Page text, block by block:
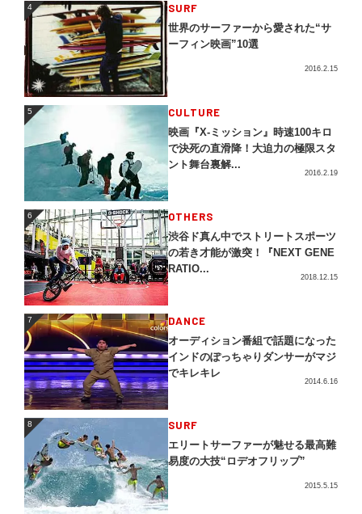
4 SURF
世界のサーファーから愛された“サ
ーフィン映画”10選
2016.2.15
5 CULTURE
映画『X-ミッション』時速100キロ
で決死の直滑降！大迫力の極限スタ
ント舞台裏解...
2016.2.19
6 OTHERS
渋谷ド真ん中でストリートスポーツ
の若き才能が激突！『NEXT GENE
RATIO...
2018.12.15
7 DANCE
オーディション番組で話題になった
インドのぽっちゃりダンサーがマジ
でキレキレ
2014.6.16
8 SURF
エリートサーファーが魅せる最高難
易度の大技“ロデオフリップ”
2015.5.15